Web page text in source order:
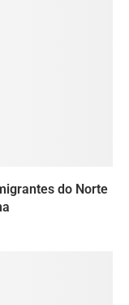
do Norte